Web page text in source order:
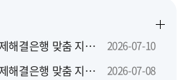
2026년 AI·데이터 문제해결은행 맞춤 지원 모집 공고
2026-07-10
2026년 AI·데이터 문제해결은행 맞춤 지원사업 지역별 설명회 2026-07-08